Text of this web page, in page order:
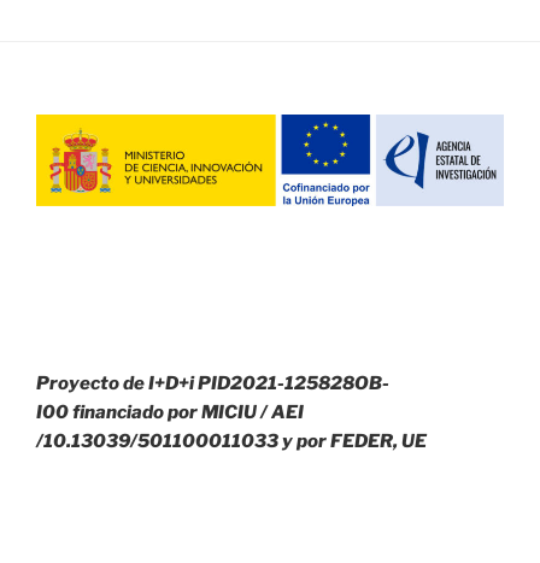
Proyecto de I+D+i PID2021-125828OB-
I00 financiado por MICIU/ AEI
/10.13039/501100011033 y por FEDER, UE